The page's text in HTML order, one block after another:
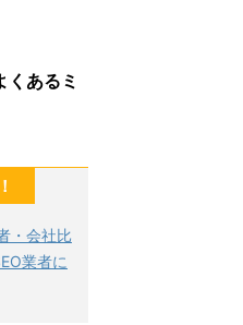
くあるミ
・会社比
業者に